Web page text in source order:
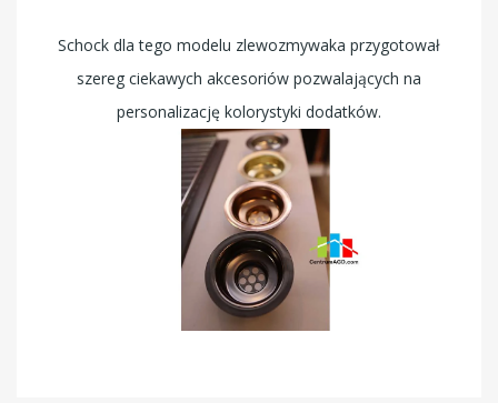
Schock dla tego modelu zlewozmywaka przygotował
szereg ciekawych akcesoriów pozwalających na
personalizację kolorystyki dodatków.